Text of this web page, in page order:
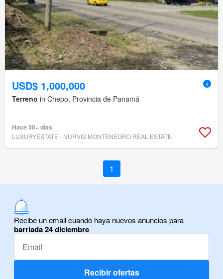
USD$ 1,000,000
Terreno in Chepo, Provincia de Panamá
Hace 30+ días
LUXURYESTATE - NURVIS MONTENEGRO REAL ESTATE
1
Recibe un email cuando haya nuevos anuncios para
barriada 24 diciembre
Recibir ofertas